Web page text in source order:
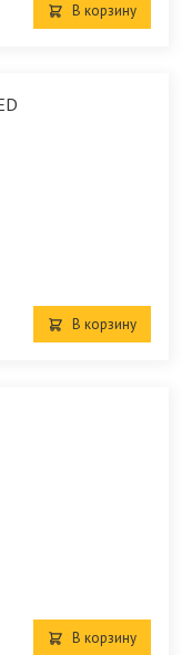
В корзину
В корзину
В корзину